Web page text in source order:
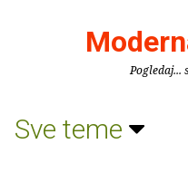
Pogledaj...
Sve teme